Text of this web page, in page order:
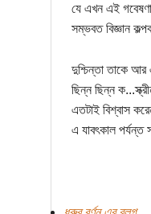
যে এখন এই
সম্ভবত বিজ্ঞান
দুশ্চিন্তা তাকে আর
ছিন্ন ছিন্ন
এতটাই বিশ্বাস
এ যাবৎকাল পর্যন্ত